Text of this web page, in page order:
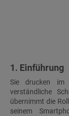
1. Einführung
Sie drucken im
verständliche
übernimmt die
seinem